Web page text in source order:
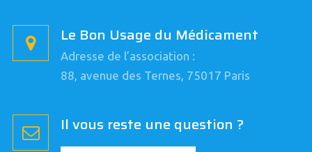
Le Bon Usage du Médicament
Adresse de l’association :
88, avenue des Ternes, 75017 Paris
Il vous reste une question ?